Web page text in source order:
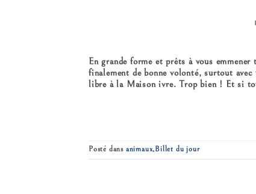
En grande forme et prêts à vous
finalement de bonne volonté, surtout
libre à la Maison ivre. Trop bien ! Et si
Posté dans animaux,Billet du jour